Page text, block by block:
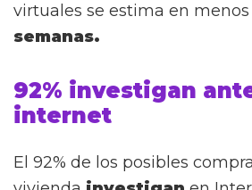
virtuales se estima en menos
semanas.
92% investigan
internet
El 92% de los posibles